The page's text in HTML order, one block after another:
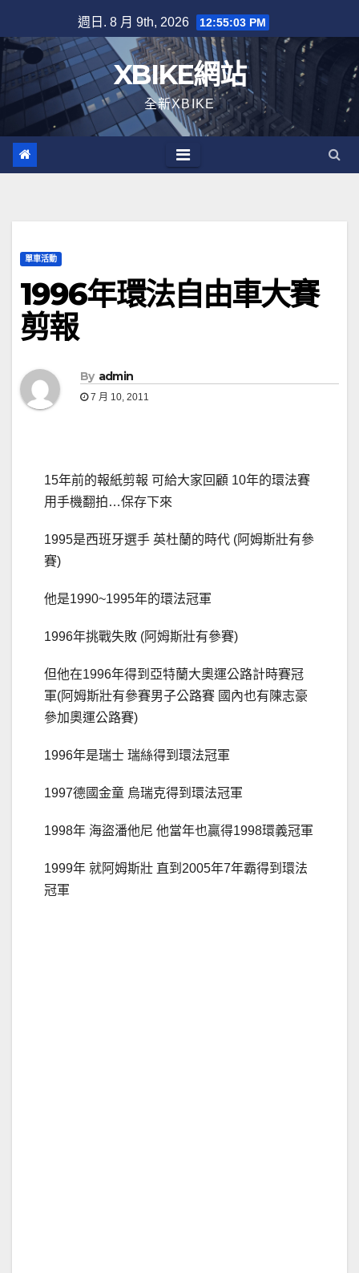
to
content
週日. 8 月 9th, 2026 12:55:04 PM
XBIKE網站
全新XBIKE
單車活動
1996年環法自由車大賽
剪報
By admin
7 月 10, 2011
15年前的報紙剪報 可給大家回顧 10年的環法賽
用手機翻拍…保存下來
1995是西班牙選手 英杜蘭的時代 (阿姆斯壯有參
賽)
他是1990~1995年的環法冠軍
1996年挑戰失敗 (阿姆斯壯有參賽)
但他在1996年得到亞特蘭大奧運公路計時賽冠
軍(阿姆斯壯有參賽男子公路賽 國內也有陳志豪
參加奧運公路賽)
1996年是瑞士 瑞絲得到環法冠軍
1997德國金童 烏瑞克得到環法冠軍
1998年 海盜潘他尼 他當年也贏得1998環義冠軍
1999年 就阿姆斯壯 直到2005年7年霸得到環法
冠軍